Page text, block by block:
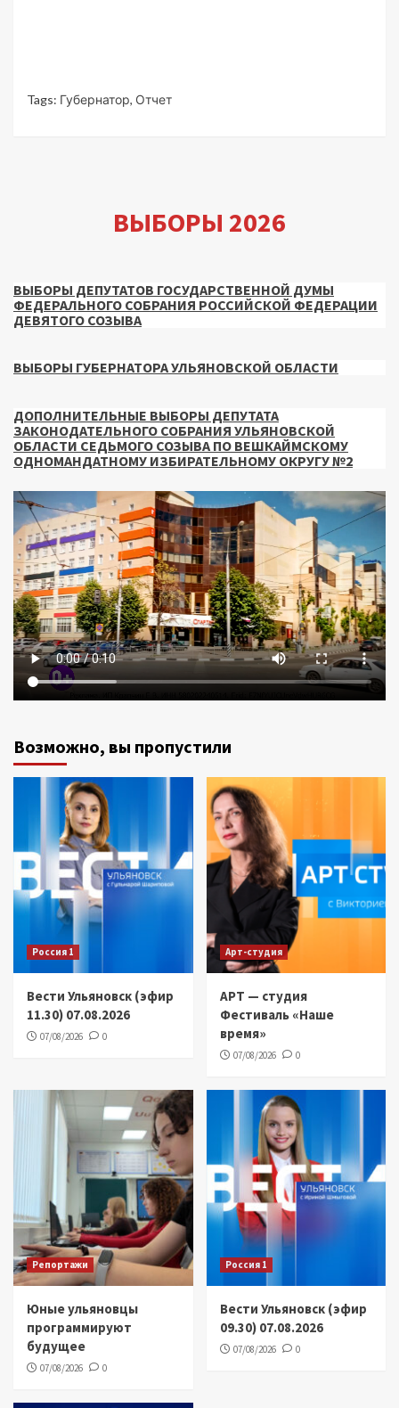
Tags: Губернатор, Отчет
ВЫБОРЫ 2026
ВЫБОРЫ ДЕПУТАТОВ ГОСУДАРСТВЕННОЙ ДУМЫ
ФЕДЕРАЛЬНОГО СОБРАНИЯ РОССИЙСКОЙ ФЕДЕРАЦИИ
ДЕВЯТОГО СОЗЫВА
ВЫБОРЫ ГУБЕРНАТОРА УЛЬЯНОВСКОЙ ОБЛАСТИ
ДОПОЛНИТЕЛЬНЫЕ ВЫБОРЫ ДЕПУТАТА
ЗАКОНОДАТЕЛЬНОГО СОБРАНИЯ УЛЬЯНОВСКОЙ
ОБЛАСТИ СЕДЬМОГО СОЗЫВА ПО ВЕШКАЙМСКОМУ
ОДНОМАНДАТНОМУ ИЗБИРАТЕЛЬНОМУ ОКРУГУ №2
Возможно, вы пропустили
Россия 1
Вести Ульяновск (эфир
11.30) 07.08.2026
07/08/2026 0
Арт-студия
АРТ — студия
Фестиваль «Наше
время»
07/08/2026 0
Репортажи
Юные ульяновцы
программируют
будущее
07/08/2026 0
Россия 1
Вести Ульяновск (эфир
09.30) 07.08.2026
07/08/2026 0